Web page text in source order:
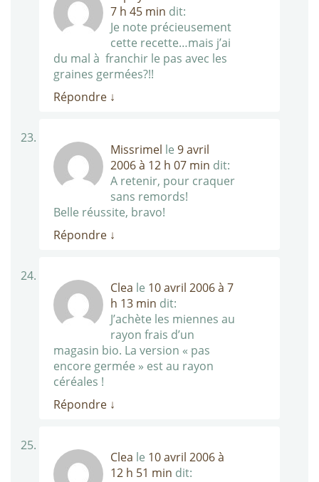
7 h 45 min dit:
Je note précieusement
cette recette…mais j’ai
du mal à franchir le pas avec les
graines germées?!!
Répondre ↓
Missrimel le 9 avril
2006 à 12 h 07 min dit:
A retenir, pour craquer
sans remords!
Belle réussite, bravo!
Répondre ↓
Clea le 10 avril 2006 à 7
h 13 min dit:
J’achète les miennes au
rayon frais d’un
magasin bio. La version « pas
encore germée » est au rayon
céréales !
Répondre ↓
Clea le 10 avril 2006 à
12 h 51 min dit: